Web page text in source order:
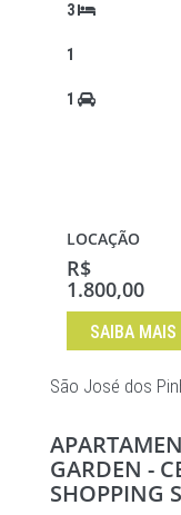
3
1
1
LOCAÇÃO
R$
1.800,00
SAIBA MAIS
São José dos
GARDEN -
SHOPPING